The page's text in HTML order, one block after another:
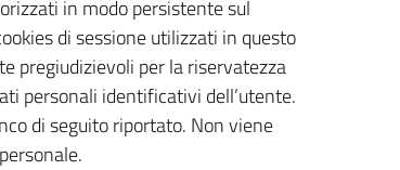
in modo persistente sul
di sessione utilizzati in questo
pregiudizievoli per la riservatezza
personali identificativi dell’utente.
di seguito riportato. Non viene